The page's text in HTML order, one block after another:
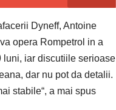
Dyneff, Antoine
opera Rompetrol in a
luni, iar discutiile serioase
dar nu pot da detalii.
stabile“, a mai spus